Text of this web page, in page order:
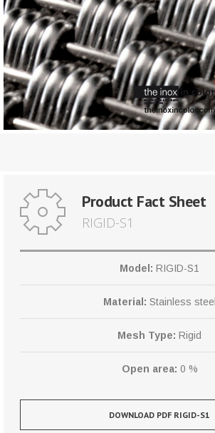
Product Fact Sheet
RIGID-S1
Model: RIGID-S1
Material: Stainless steel
Mesh Type: Rigid
Open area: 0 %
DOWNLOAD PDF RIGID-S1